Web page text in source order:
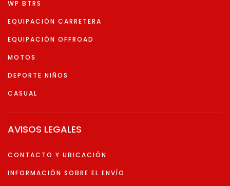
WP BTRS
EQUIPACIÓN CARRETERA
EQUIPACIÓN OFFROAD
MOTOS
DEPORTE NIÑOS
CASUAL
AVISOS LEGALES
CONTACTO Y UBICACIÓN
INFORMACIÓN SOBRE EL ENVÍO